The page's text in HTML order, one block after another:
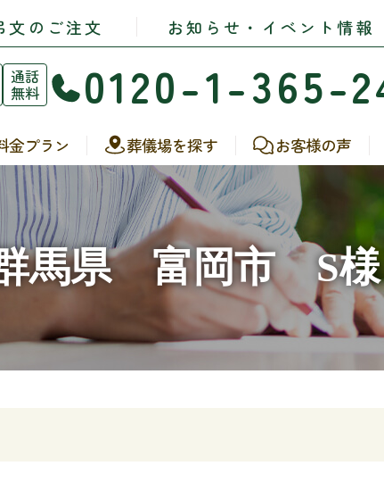
文のご注文 お知らせ・イベント情報
通話
無料 0120-1-365-
金プラン 葬儀場を探す お客様の声
馬県 富岡市 S様